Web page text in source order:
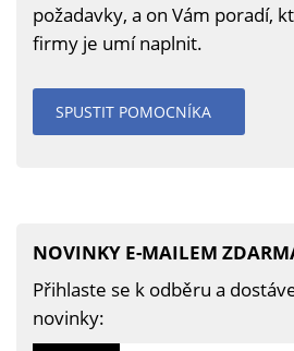
požadavky, a on Vám poradí,
firmy je umí naplnit.
SPUSTIT POMOCNÍKA
NOVINKY E-MAILEM
Přihlaste se k odběru a
novinky: